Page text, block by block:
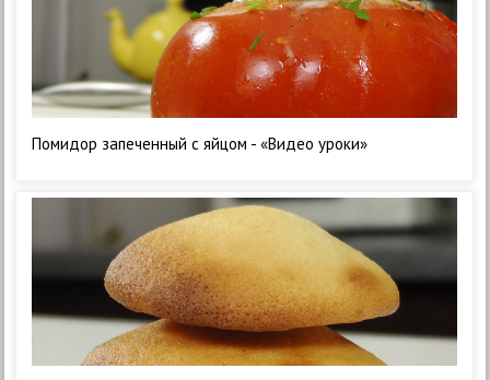
Помидор запеченный с яйцом - «Видео уроки»